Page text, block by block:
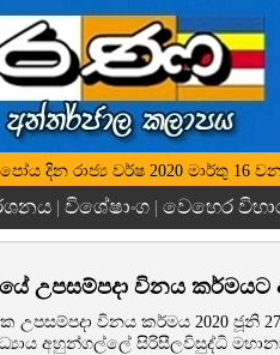
දින රාජ්‍ය වර්ෂ 2020 මාර්තු 16
| විශේෂාංග | වෙහෙර
උපසම්පදා විනය කර්මයට
උපසම්පදා විනය කර්මය 2020 ජූනි
අහුන්ගල්ලේ සිරිසීලවිසුද්ධි